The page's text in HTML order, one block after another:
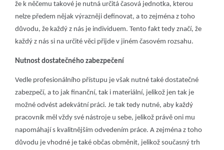
že k něčemu takové je nutná určitá časová jednotka, kterou
nelze předem nějak výrazněji definovat, a to zejména z toho
důvodu, že každý z nás je individuem. Tento fakt tedy značí, že
každý z nás si na určité věci přijde v jiném časovém rozsahu.
Nutnost dostatečného zabezpečení
Vedle profesionálního přístupu je však nutné také dostatečné
zabezpečí, a to jak finanční, tak i materiální, jelikož jen tak je
možné odvést adekvátní práci. Je tak tedy nutné, aby každý
pracovník měl vždy své nástroje u sebe, jelikož právě oni mu
napomáhají s kvalitnějším odvedením práce. A zejména z toho
důvodu je vhodné je také občas obměnit, jelikož současný trh